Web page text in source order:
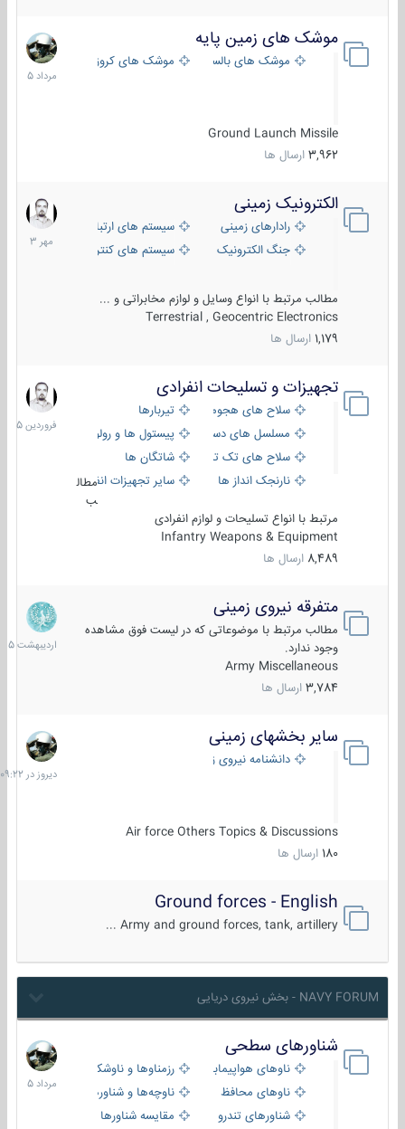
موشک های زمین پایه
موشک های بالستیک موشک های کروز
Ground Launch Missile
3,962 ارسال ها
2
مرداد
1405
الکترونیک زمینی
رادارهای زمینی
سیستم های ارتباطی و جمع آوری
جنگ الکترونیک
سیستم های کنترل آتش و تجهیزات
مطالب مرتبط با انواع وسایل و لوازم مخابراتی و ...
Terrestrial , Geocentric Electronics
1,179 ارسال ها
1
مهر
1403
تجهیزات و تسلیحات انفرادی
سلاح های هجومی
تیربارها
مسلسل های دستی
پیستول ها و رولورها
سلاح های تک تیر اندازیشاتگان ها
نارنجک انداز ها
سایر تجهیزات انفرادی
مطال
ب
مرتبط با انواع تسلیحات و لوازم انفرادی
Infantry Weapons & Equipment
8,489 ارسال ها
17
فروردین
1405
متفرقه نیروی زمینی
مطالب مرتبط با موضوعاتی که در لیست فوق مشاهده
وجود ندارد.
Army Miscellaneous
3,784 ارسال ها
27
1405
سایر بخشهای زمینی
دانشنامه نیروی زمینی
Air force Others Topics & Discussions
180 ارسال ها
دیروز
در
09:22
Ground forces - English
Army and ground forces, tank, artillery ...
NAVY FORUM - بخش نیروی دریایی
شناورهای سطحی
ناوهای هواپیمابر و بالگرد بررزمناوها و ناوشکن‌ها
ناوهای محافظ
ناوچه‌ها و شناورهای گشتی
شناورهای تندرو
مقایسه شناورها
2
مرداد
1405